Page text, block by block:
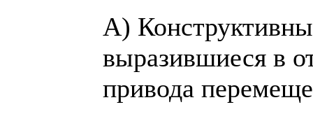
А)
выразившиеся в
привода